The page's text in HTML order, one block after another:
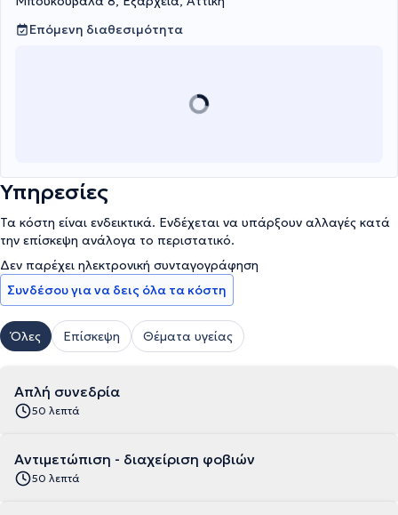
Επόμενη διαθεσιμότητα
Υπηρεσίες
Τα κόστη είναι ενδεικτικά. Ενδέχεται να υπάρξουν αλλαγές κατά
την επίσκεψη ανάλογα το περιστατικό.
Δεν παρέχει ηλεκτρονική συνταγογράφηση
Συνδέσου για να δεις όλα τα κόστη
Όλες Επίσκεψη Θέματα υγείας
Απλή συνεδρία
50 λεπτά
Αντιμετώπιση - διαχείριση φοβιών
50 λεπτά